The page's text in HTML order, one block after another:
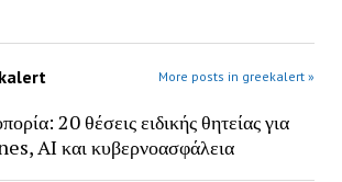
More posts in greekalert »
20 θέσεις ειδικής θητείας για
AI και κυβερνοασφάλεια